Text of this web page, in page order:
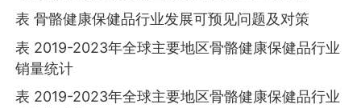
表 骨骼健康保健品行业发展可预见问题及对策
表 2019-2023年全球主要地区骨骼健康保健品行业
销量统计
表 2019-2023年全球主要地区骨骼健康保健品行业